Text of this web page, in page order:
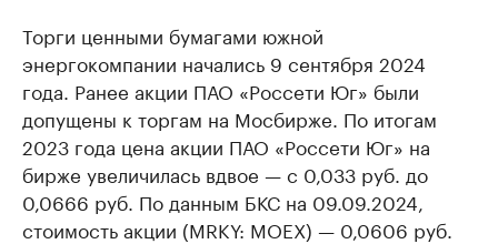
Торги ценными бумагами южной
энергокомпании начались 9 сентября 2024
года. Ранее акции ПАО «Россети Юг» были
допущены к торгам на Мосбирже. По итогам
2023 года цена акции ПАО «Россети Юг» на
бирже увеличилась вдвое — с 0,033 руб. до
0,0666 руб. По данным БКС на 09.09.2024,
стоимость акции (MRKY: MOEX) — 0,0606 руб.